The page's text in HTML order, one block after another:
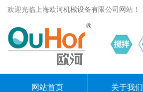
欢迎光临上海欧河机械设备有限公司网站！
网站首页 关于我们